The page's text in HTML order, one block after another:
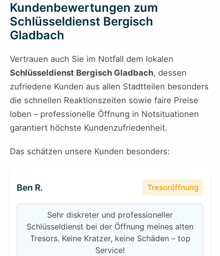
Kundenbewertungen zum
Schlüsseldienst Bergisch
Gladbach
Vertrauen auch Sie im Notfall dem lokalen
Schlüsseldienst Bergisch Gladbach, dessen
zufriedene Kunden aus allen Stadtteilen besonders
die schnellen Reaktionszeiten sowie faire Preise
loben – professionelle Öffnung in Notsituationen
garantiert höchste Kundenzufriedenheit.
Das schätzen unsere Kunden besonders:
Ben R. Tresoröffnung
Sehr diskreter und professioneller
Schlüsseldienst bei der Öffnung meines alten
Tresors. Keine Kratzer, keine Schäden – top
Service!